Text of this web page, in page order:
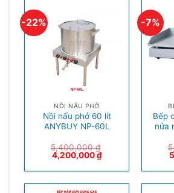
-22%
NỒI NẤU PHỞ
Nồi nấu phở 60 lít
ANYBUY NP-60L
5,400,000₫
4,200,000₫
-7%
Bếp
nửa